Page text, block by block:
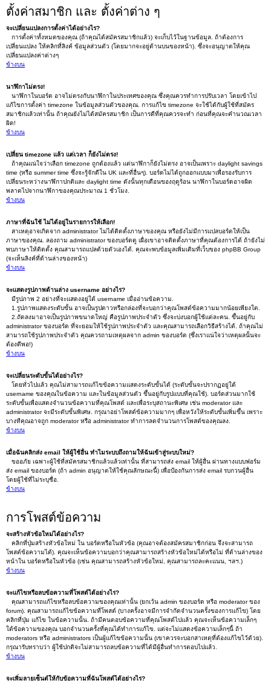
ตั้งค่าสมาชิก และ ตั้งค่าต่าง ๆ
จะเปลี่ยนแปลงการตั้งค่าได้อย่างไร?
การตั้งค่าทั้งหมดของคุณ (ถ้าคุณได้สมัครสมาชิกแล้ว) จะเก็บไว้ในฐานข้อมูล. ถ้าต้องการ
เปลี่ยนแปลง ให้คลิกที่ลิงค์ ข้อมูลส่วนตัว (โดยมากจะอยู่ด้านบนของหน้า). ซึ่งจะอนุญาตให้คุณ
เปลี่ยนแปลงค่าต่างๆ
ข้างบน
นาฬิกาไม่ตรง!
นาฬิกาในบอร์ด อาจไม่ตรงกับนาฬิกาในประเทศของคุณ ซึ่งคุณควรทำการปรับเวลา โดยเข้าไป
แก้ไขการตั้งค่า timezone ในข้อมูลส่วนตัวของคุณ. การแก้ไข timezone จะใช้ได้กับผู้ใช้ที่สมัคร
สมาชิกแล้วเท่านั้น ถ้าคุณยังไม่ได้สมัครสมาชิก เป็นการดีที่คุณควรจะทำ ก่อนที่คุณจะคำนวณเวลา
ผิด!
ข้างบน
เปลี่ยน timezone แล้ว แต่เวลา ก็ยังไม่ตรง!
ถ้าคุณแน่ใจว่าเลือก timezone ถูกต้องแล้ว แต่นาฬิกาก็ยังไม่ตรง อาจเป็นเพราะ daylight savings
time (หรือ summer time ซึ่งจะรู้จักดีใน UK และที่อื่นๆ). บอร์ดไม่ได้ถูกออกแบบมาเพื่อรองรับการ
เปลี่ยนระหว่างนาฬิกาปกติและ daylight time ดังนั้นทุกเดือนของฤดูร้อน นาฬิกาในบอร์ดอาจผิด
พลาดไปจากนาฬิกาของคุณประมาณ 1 ชั่วโมง.
ข้างบน
ภาษาที่ฉันใช้ ไม่ได้อยู่ในรายการให้เลือก!
สาเหตุอาจเกิดจาก administrator ไม่ได้ติดตั้งภาษาของคุณ หรือยังไม่มีการแปลบอร์ดให้เป็น
ภาษาของคุณ. ลองถาม administrator ของบอร์ดดู เผื่อเขาอาจติดตั้งภาษาที่คุณต้องการได้ ถ้ายังไม่
พบภาษาให้ติดตั้ง คุณสามารถแปลด้วยตัวเองได้. คุณจะพบข้อมูลเพิ่มเติมที่เว็บของ phpBB Group
(จะเห็นลิงค์ที่ด้านล่างของหน้า)
ข้างบน
จะแสดงรูปภาพด้านล่าง username อย่างไร?
มีรูปภาพ 2 อย่างที่จะแสดงอยู่ใต้ username เมื่ออ่านข้อความ.
1.รูปภาพแสดงระดับขั้น อาจเป็นรูปดาวหรือกล่องที่จะบอกว่าคุณโพสต์ข้อความมากน้อยเพียงใด.
2.ถัดลงมาอาจเป็นรูปภาพขนาดใหญ่ คือรูปภาพประจำตัว ซึ่งจะบ่งบอกผู้ใช้แต่ละคน. ขึ้นอยู่กับ
administrator ของบอร์ด ที่จะยอมให้ใช้รูปภาพประจำตัว และคุณสามารถเลือกวิธีสร้างได้. ถ้าคุณไม่
สามารถใช้รูปภาพประจำตัว คุณควรถามเหตุผลจาก admin ของบอร์ด (ซึ่งเราแน่ใจว่าเหตุผลนั้นจะ
ต้องดีพอ!)
ข้างบน
จะเปลี่ยนระดับขั้นได้อย่างไร?
โดยทั่วไปแล้ว คุณไม่สามารถแก้ไขข้อความแสดงระดับขั้นได้ (ระดับขั้นจะปรากฏอยู่ใต้
username ของคุณในข้อความ และในข้อมูลส่วนตัว ขึ้นอยู่กับรูปแบบที่คุณใช้). บอร์ดส่วนมากใช้
ระดับขั้นเพื่อแสดงจำนวนข้อความที่คุณโพสต์ และเพื่อระบุสถานะพิเศษ เช่น moderator และ
administrator จะมีระดับขั้นพิเศษ. กรุณาอย่าโพสต์ข้อความมากๆ เพื่อหวังให้ระดับขั้นเพิ่มขึ้น เพราะ
บางทีคุณอาจถูก moderator หรือ administrator ทำการลดจำนวนการโพสต์ของคุณลง.
ข้างบน
เมื่อฉันคลิกส่ง email ให้ผู้ใช้อื่น ทำไมระบบถึงถามให้ฉันเข้าสู่ระบบใหม่?
ขออภัย เฉพาะผู้ใช้ที่สมัครสมาชิกแล้วแล้วเท่านั้น ที่สามารถส่ง email ให้ผู้อื่น ผ่านทางแบบฟอร์ม
ส่ง email ของบอร์ด (ถ้า admin อนุญาตให้ใช้คุณลักษณะนี้) เพื่อป้องกันการส่ง email รบกวนผู้อื่น
โดยผู้ใช้ที่ไม่ระบุชื่อ.
ข้างบน
การโพสต์ข้อความ
จะสร้างหัวข้อใหม่ได้อย่างไร?
คลิกที่ปุ่มสร้างหัวข้อใหม่ ใน บอร์ดหรือในหัวข้อ (คุณอาจต้องสมัครสมาชิกก่อน จึงจะสามารถ
โพสต์ข้อความได้). คุณจะเห็นข้อความบอกว่าคุณสามารถสร้างหัวข้อใหม่ได้หรือไม่ ที่ด้านล่างของ
หน้าใน บอร์ดหรือในหัวข้อ (เช่น คุณสามารถสร้างหัวข้อใหม่, คุณสามารถละคะแนน, ฯลฯ.)
ข้างบน
จะแก้ไขหรือลบข้อความที่โพสต์ได้อย่างไร?
คุณสามารถแก้ไขหรือลบข้อความของคุณเท่านั้น (ยกเว้น admin ของบอร์ด หรือ moderator ของ
forum). คุณสามารถแก้ไขข้อความที่โพสต์ (บางครั้งอาจมีการจำกัดจำนวนครั้งของการแก้ไข) โดย
คลิกที่ปุ่ม แก้ไข ในข้อความนั้น. ถ้ามีคนตอบข้อความที่คุณโพสต์ไปแล้ว คุณจะเห็นข้อความเล็กๆ
ใต้ข้อความของคุณ บอกจำนวนครั้งที่คุณได้ทำการแก้ไข. แต่จะไม่แสดงข้อความเล็กๆนี้ ถ้า
moderators หรือ administrators เป็นผู้แก้ไขข้อความนั้น (เขาควรจะบอกสาเหตุที่ต้องแก้ไขไว้ด้วย).
กรุณารับทราบว่า ผู้ใช้ปกติจะไม่สามารถลบข้อความที่ได้มีผู้อื่นทำการตอบไปแล้ว.
ข้างบน
จะเพิ่มลายเซ็นต์ให้กับข้อความที่ฉันโพสต์ได้อย่างไร?